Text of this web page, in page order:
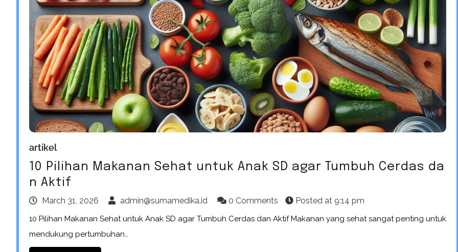
artikel
10 Pilihan Makanan Sehat untuk Anak SD agar Tumbuh Cerdas da
n Aktif
March 31, 2026 admin@sumamedika.id 0 Comments Posted at 9:14 pm
10 Pilihan Makanan Sehat untuk Anak SD agar Tumbuh Cerdas dan Aktif Makanan yang sehat sangat penting untuk
mendukung pertumbuhan…